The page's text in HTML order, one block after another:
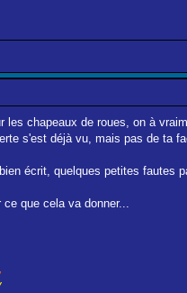
chapeaux de roues, on à
s'est déjà vu, mais pas de ta
écrit, quelques petites fautes
que cela va donner...